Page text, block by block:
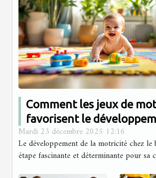
Comment les jeux de
favorisent le
votre bébé?
Mardi 23 décembre 2025 12:16
Le développement de la motricité chez le
étape fascinante et déterminante pour sa